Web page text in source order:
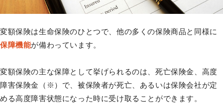
変額保険は生命保険のひとつで、他の多くの保険商品と同様に
保障機能が備わっています。
変額保険の主な保障として挙げられるのは、死亡保険金、高度
障害保険金（※）で、被保険者が死亡、あるいは保険会社が定
める高度障害状態になった時に受け取ることができます。